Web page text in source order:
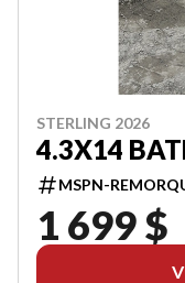
STERLING 2026
4.3X14
MSPN-
1 699 $